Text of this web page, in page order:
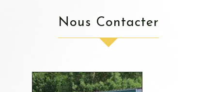
Nous Contacter